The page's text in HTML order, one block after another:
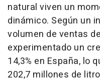
natural viven un
dinámico. Según un
volumen de ventas
experimentado un
14,3% en España, lo
202,7 millones de